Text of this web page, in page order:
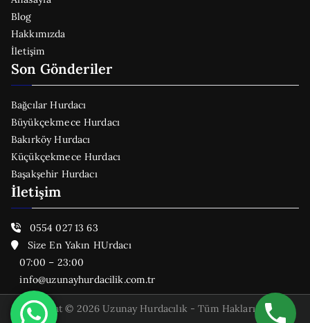
Blog
Hakkımızda
İletişim
Son Gönderiler
Bağcılar Hurdacı
Büyükçekmece Hurdacı
Bakırköy Hurdacı
Küçükçekmece Hurdacı
Başakşehir Hurdacı
İletişim
0554 027 13 63
Size En Yakın HUrdacı
07:00 – 23:00
info@uzunayhurdacilik.com.tr
Copyright © 2026 Uzunay Hurdacılık - Tüm Hakları Saklıdır